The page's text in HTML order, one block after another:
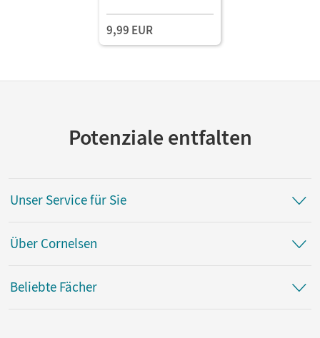
9,99 EUR
Potenziale entfalten
Unser Service für Sie
Über Cornelsen
Beliebte Fächer